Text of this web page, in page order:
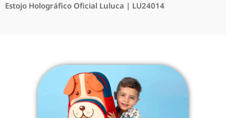
Estojo Holográfico Oficial Luluca | LU24014